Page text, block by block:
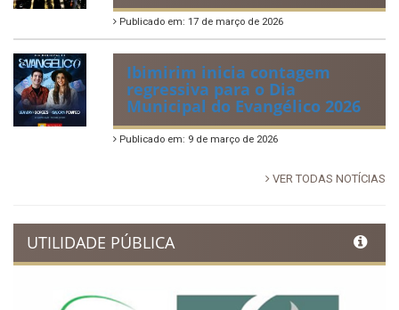
Publicado em: 17 de março de 2026
Ibimirim inicia contagem
regressiva para o Dia
Municipal do Evangélico 2026
Publicado em: 9 de março de 2026
VER TODAS NOTÍCIAS
UTILIDADE PÚBLICA